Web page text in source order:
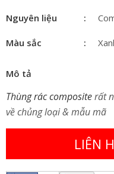
Nguyên liệu
Màu sắc
Mô tả
Thùng rác compositerất
về chủng loại & mẫu mã
LIÊN